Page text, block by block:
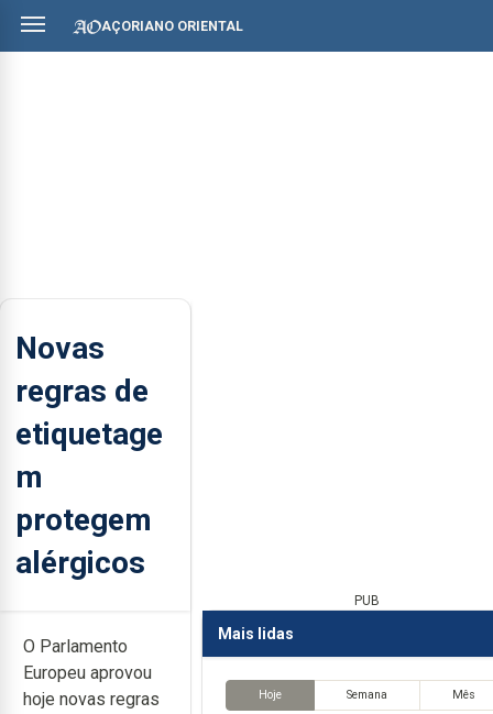
AÇORIANO ORIENTAL
Novas
regras de
etiquetage
m
protegem
alérgicos
O Parlamento
Europeu aprovou
hoje novas regras
PUB
Mais lidas
Hoje Semana Mês